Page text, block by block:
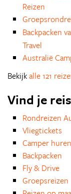
Reizen
Backpacken
Travel
Australië
Bekijkalle 121
Vind je
Rondreizen
Vliegtickets
Camper huren
Backpacken
Fly & Drive
Groepsreizen